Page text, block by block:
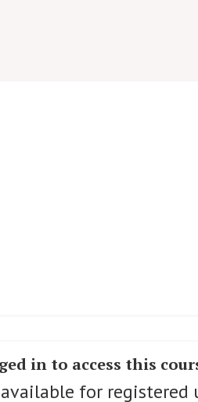
in to access this
for registered